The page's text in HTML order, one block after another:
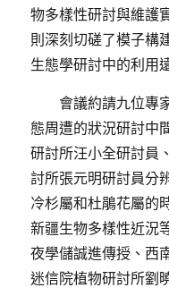
物多樣性研討與維護
則深刻切磋了模子構
生態學研討中的利用
會議約請九位專
態周遭的狀況研討中
研討所汪小全研討員
討所張元明研討員分
冷杉屬和杜鵑花屬的
新疆生物多樣性近況
夜學儲誠進傳授、西
迷信院植物研討所劉